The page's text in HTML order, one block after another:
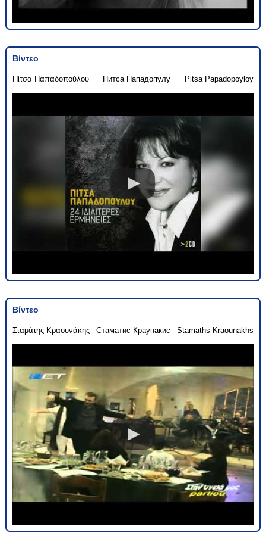
Βίντεο
Πίτσα Παπαδοπούλου Питса Пападопулу Pitsa Papadopoyloy
Βίντεο
Σταμάτης Κραουνάκης Стаматис Краунакис Stamaths Kraounakhs